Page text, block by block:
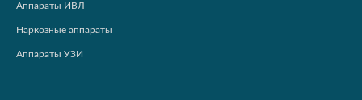
Аппараты ИВЛ
Наркозные аппараты
Аппараты УЗИ